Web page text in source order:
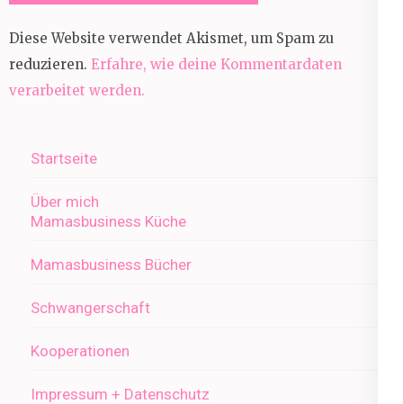
Diese Website verwendet Akismet, um Spam zu
reduzieren. Erfahre, wie deine Kommentardaten
verarbeitet werden.
Startseite
Über mich
Mamasbusiness Küche
Mamasbusiness Bücher
Schwangerschaft
Kooperationen
Impressum + Datenschutz